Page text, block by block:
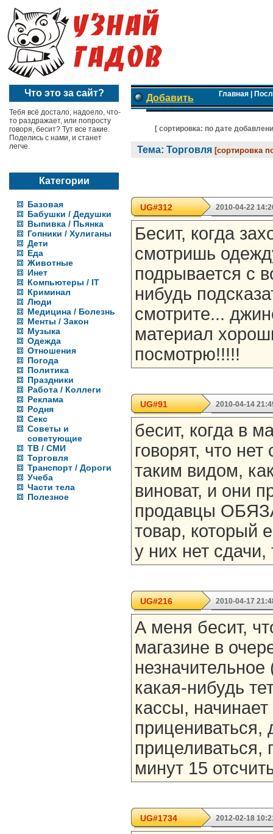
Что это за сайт?
Тебя всё достало, надоело, что-
то раздражает, или попросту
говоря, бесит? Тут все такие.
Поделись с нами, и станет
легче.
Категории
Базовая
Бабушки / Дедушки
Выпивка / Пьянка
Гопники / Хулиганы
Дети
Еда
Животные
Инет
Компьютеры / IT
Криминал
Люди
Медицина / Болезнь
Менты / Закон
Музыка
Одежда
Отношения
Погода
Политика
Праздники
Работа / Коллеги
Реклама
Родня
Секс
Советы и
советующие
ТВ / СМИ
Торговля
Транспорт / Дороги
Учеба
Части тела
Полезное
Добавить Главная|
[ cортировка: по дате
Тема: Торговля [сортировка
UG#312 2010-04-22
Бесит, когда
смотришь
подрывается с
нибудь
смотрите...
материал
посмотрю!!!!!
UG#91 2010-04-14
бесит, когда в
говорят, что
таким видом,
виноват, и они
продавцы
товар, который
у них нет
UG#216 2010-04-17
А меня бесит,
магазине в
какая-нибудь
кассы,
прицениваться,
прицеливаться,
минут 15
UG#1734 2012-02-18